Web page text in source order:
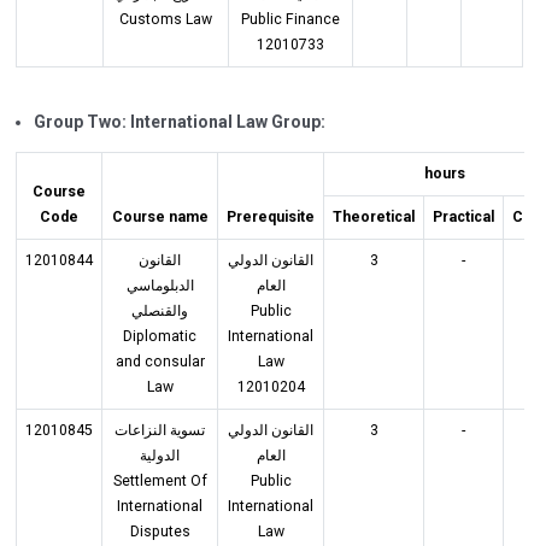
Customs Law
Public Finance
12010733
Group Two: International Law Group:
Course
Code
Course name Prerequisite
hours
Theoretical Practical
12010844
القانون
الدبلوماسي
والقنصلي
Diplomatic
and consular
Law
القانون الدولي
العام
Public
International
Law
12010204
3 -
12010845
تسوية النزاعات
الدولية
Settlement Of
International
Disputes
القانون الدولي
العام
Public
International
Law
3 -